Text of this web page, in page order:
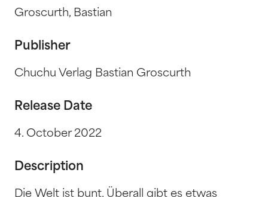
Groscurth, Bastian
Publisher
Chuchu Verlag Bastian Groscurth
Release Date
4. October 2022
Description
Die Welt ist bunt. Überall gibt es etwas